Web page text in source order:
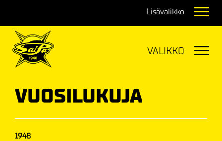
VUOSILUKUJA
1948